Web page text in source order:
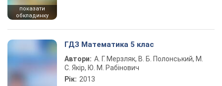
показати
обкладинку
ГДЗ Математика 5 клас
Автори: А. Г. Мерзляк, В. Б. Полонський, М.
С. Якір, Ю. М. Рабінович
Рік: 2013